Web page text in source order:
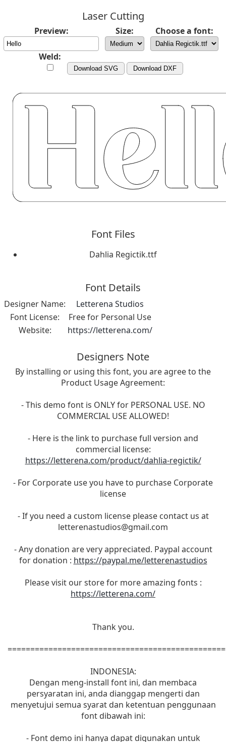
Laser Cutting
Preview: Size: Choose a font:
Weld:
Download SVG Download DXF
Font Files
Dahlia Regictik.ttf
Font Details
Designer Name:
Letterena Studios
Font License:
Free for Personal Use
Website:
https://letterena.com/
Designers Note
By installing or using this font, you are agree to the
Product Usage Agreement:
- This demo font is ONLY for PERSONAL USE. NO
COMMERCIAL USE ALLOWED!
- Here is the link to purchase full version and
commercial license:
https://letterena.com/product/dahlia-regictik/
- For Corporate use you have to purchase Corporate
license
- If you need a custom license please contact us at
letterenastudios@gmail.com
- Any donation are very appreciated. Paypal account
for donation : https://paypal.me/letterenastudios
Please visit our store for more amazing fonts :
https://letterena.com/
Thank you.
INDONESIA:
Dengan meng-install font ini, dan membaca
persyaratan ini, anda dianggap mengerti dan
menyetujui semua syarat dan ketentuan penggunaan
font dibawah ini:
- Font demo ini hanya dapat digunakan untuk